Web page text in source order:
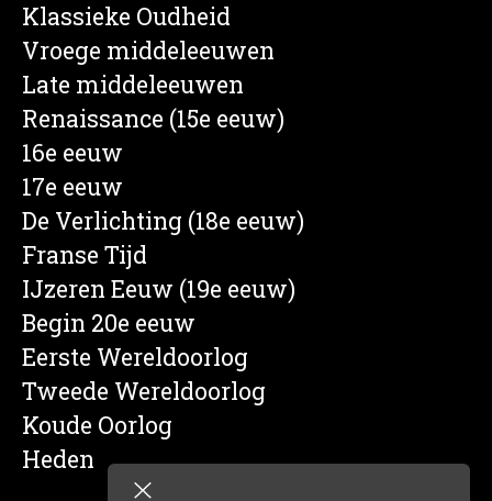
Klassieke Oudheid
Vroege middeleeuwen
Late middeleeuwen
Renaissance (15e eeuw)
16e eeuw
17e eeuw
De Verlichting (18e eeuw)
Franse Tijd
IJzeren Eeuw (19e eeuw)
Begin 20e eeuw
Eerste Wereldoorlog
Tweede Wereldoorlog
Koude Oorlog
Heden